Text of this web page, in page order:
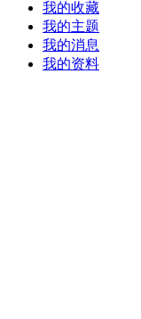
我的收藏
我的主题
我的消息
我的资料